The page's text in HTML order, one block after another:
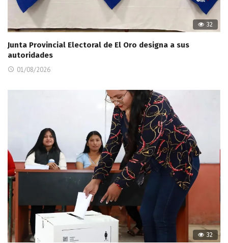
32
Junta Provincial Electoral de El Oro designa a sus
autoridades
01/08/2026
32